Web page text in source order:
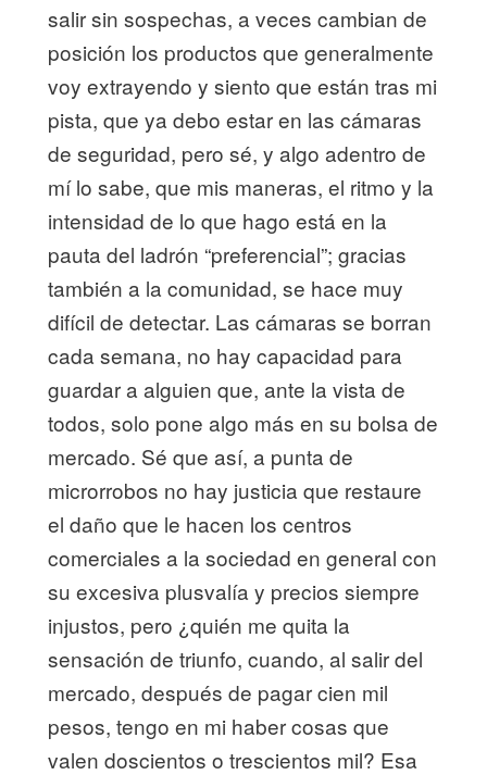
salir sin sospechas, a veces cambian de
posición los productos que generalmente
voy extrayendo y siento que están tras mi
pista, que ya debo estar en las cámaras
de seguridad, pero sé, y algo adentro de
mí lo sabe, que mis maneras, el ritmo y la
intensidad de lo que hago está en la
pauta del ladrón “preferencial”; gracias
también a la comunidad, se hace muy
difícil de detectar. Las cámaras se borran
cada semana, no hay capacidad para
guardar a alguien que, ante la vista de
todos, solo pone algo más en su bolsa de
mercado. Sé que así, a punta de
microrrobos no hay justicia que restaure
el daño que le hacen los centros
comerciales a la sociedad en general con
su excesiva plusvalía y precios siempre
injustos, pero ¿quién me quita la
sensación de triunfo, cuando, al salir del
mercado, después de pagar cien mil
pesos, tengo en mi haber cosas que
valen doscientos o trescientos mil? Esa